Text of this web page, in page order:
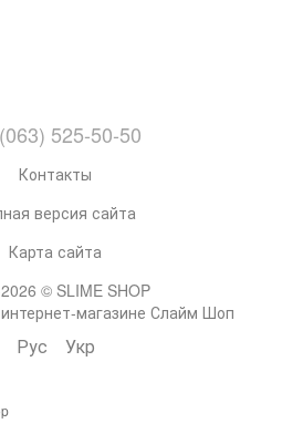
525-50-50
Контакты
версия сайта
Карта сайта
© SLIME SHOP
магазине Слайм Шоп
Рус Укр